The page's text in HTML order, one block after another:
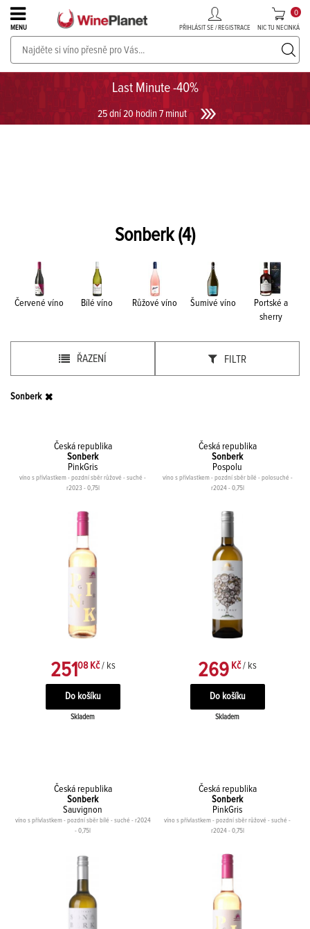
Last Minute -40%
25 dní 20 hodin 7 minut
MENU PŘIHLÁSIT SE / REGISTRACE NIC TU NECINKÁ
0
PROSECCO v akci až do -30%!UKÁZAT PROSECCO
Sonberk(4)
Červené víno Bílé víno Růžové víno Šumivé víno
Portské a
sherry
ŘAZENÍ FILTR
Sonberk
Česká republika
Sonberk
PinkGris
víno s přívlastkem - pozdní sběr růžové - suché -
r2023 - 0,75l
251 08 Kč / ks
Skladem
Česká republika
Sonberk
Pospolu
víno s přívlastkem - pozdní sběr bílé - polosuché -
r2024 - 0,75l
269 Kč / ks
Skladem
Česká republika
Sonberk
Sauvignon
víno s přívlastkem - pozdní sběr bílé - suché - r2024
- 0,75l
Česká republika
Sonberk
PinkGris
víno s přívlastkem - pozdní sběr růžové - suché -
r2024 - 0,75l